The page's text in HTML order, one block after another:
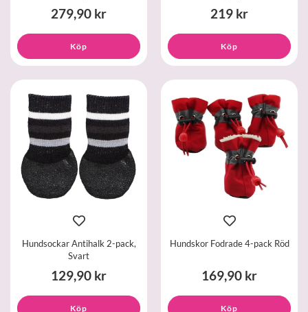
279,90 kr
Köp
219 kr
Köp
Hundsockar Antihalk 2-pack,
Svart
129,90 kr
Köp
Hundskor Fodrade 4-pack Röd
169,90 kr
Köp